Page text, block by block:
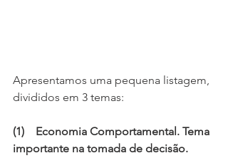
Apresentamos uma pequena listagem,
divididos em 3 temas:
(1)    Economia Comportamental. Tema
importante na tomada de decisão.